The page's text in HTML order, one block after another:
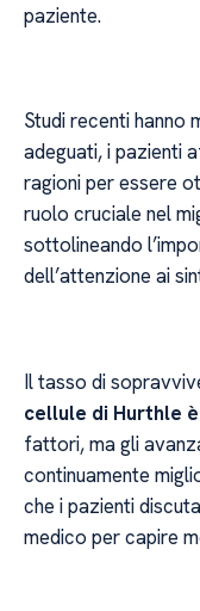
paziente.
Studi recenti
adeguati, i pazienti
ragioni per essere
ruolo cruciale nel
sottolineando
dell’attenzione ai
Il tasso di
cellule di Hurthle
fattori, ma gli
continuamente
che i pazienti
medico per capire